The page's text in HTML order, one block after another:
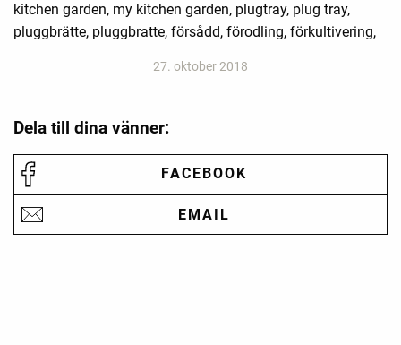
kitchen garden, my kitchen garden, plugtray, plug tray,
pluggbrätte, pluggbratte, försådd, förodling, förkultivering,
27. oktober 2018
Dela till dina vänner:
FACEBOOK
EMAIL